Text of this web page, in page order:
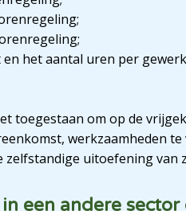
het aantal uren per
toegestaan om op de
werkzaamheden
uitoefening van
een andere